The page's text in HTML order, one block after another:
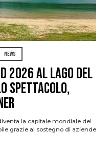
NEWS
2026 al Lago del
spettacolo,
la capitale mondiale del
grazie al sostegno di aziende